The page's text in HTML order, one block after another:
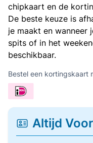
chipkaart en de
De beste keuze is
je maakt en wanneer
spits of in het
beschikbaar.
Bestel een kortingskaart
Altijd